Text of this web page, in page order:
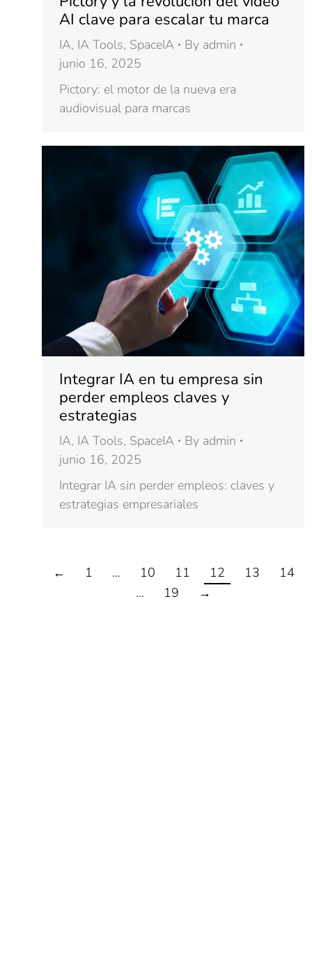
AI clave para escalar tu marca
IA, IA Tools, SpaceIA By admin
junio 16, 2025
Pictory: el motor de la nueva era
audiovisual para marcas
Integrar IA en tu empresa sin
perder empleos claves y
estrategias
IA, IA Tools, SpaceIA By admin
junio 16, 2025
Integrar IA sin perder empleos: claves y
estrategias empresariales
← 1 … 10 11 12 13
14
…
19 →